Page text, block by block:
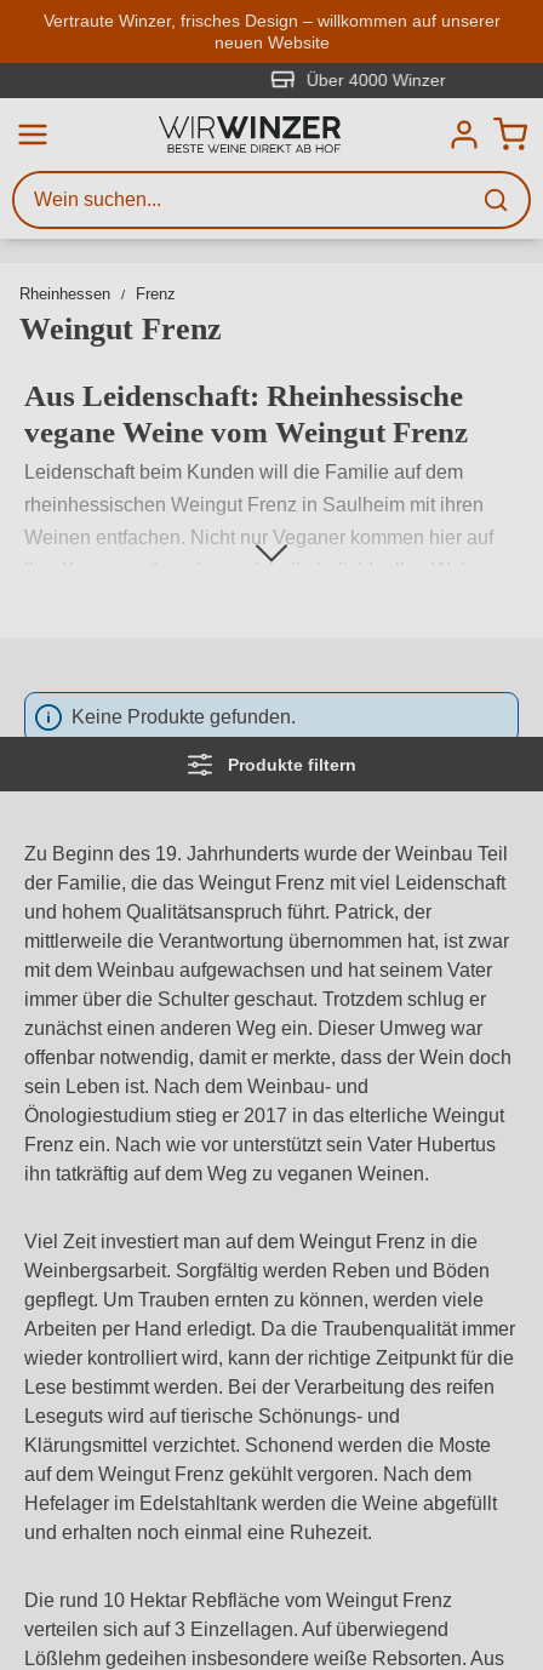
Zum Hauptinhalt springen
Vertraute Winzer, frisches Design – willkommen auf unserer
neuen Website
Über 4000 Winzer
Rheinhessen Frenz
Weingut Frenz
Aus Leidenschaft: Rheinhessische
vegane Weine vom Weingut Frenz
Leidenschaft beim Kunden will die Familie auf dem
rheinhessischen Weingut Frenz in Saulheim mit ihren
Weinen entfachen. Nicht nur Veganer kommen hier auf
ihre Kosten, präsentieren sich die individuellen Weine
Weiterlesen
Produkte filtern
Keine Produkte gefunden.
Zu Beginn des 19. Jahrhunderts wurde der Weinbau Teil
der Familie, die das Weingut Frenz mit viel Leidenschaft
und hohem Qualitätsanspruch führt. Patrick, der
mittlerweile die Verantwortung übernommen hat, ist zwar
mit dem Weinbau aufgewachsen und hat seinem Vater
immer über die Schulter geschaut. Trotzdem schlug er
zunächst einen anderen Weg ein. Dieser Umweg war
offenbar notwendig, damit er merkte, dass der Wein doch
sein Leben ist. Nach dem Weinbau- und
Önologiestudium stieg er 2017 in das elterliche Weingut
Frenz ein. Nach wie vor unterstützt sein Vater Hubertus
ihn tatkräftig auf dem Weg zu veganen Weinen.
Viel Zeit investiert man auf dem Weingut Frenz in die
Weinbergsarbeit. Sorgfältig werden Reben und Böden
gepflegt. Um Trauben ernten zu können, werden viele
Arbeiten per Hand erledigt. Da die Traubenqualität immer
wieder kontrolliert wird, kann der richtige Zeitpunkt für die
Lese bestimmt werden. Bei der Verarbeitung des reifen
Leseguts wird auf tierische Schönungs- und
Klärungsmittel verzichtet. Schonend werden die Moste
auf dem Weingut Frenz gekühlt vergoren. Nach dem
Hefelager im Edelstahltank werden die Weine abgefüllt
und erhalten noch einmal eine Ruhezeit.
Die rund 10 Hektar Rebfläche vom Weingut Frenz
verteilen sich auf 3 Einzellagen. Auf überwiegend
Lößlehm gedeihen insbesondere weiße Rebsorten. Aus
Weinsuche
Mindestens 3 Zeichen eingeben
Beschreiben Sie, welchen Wein
Sie suchen – ob nach Geschmack,